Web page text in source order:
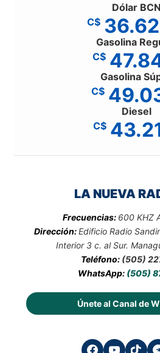
Dólar BCN
C$
Gasolina
C$
Gasolina
C$
Diesel
C$
LA NUEVA
Frecuencias: 600 KHZ
Dirección:Edificio Radio
Interior 3 c. al Sur.
Teléfono: (505)
WhatsApp: (505)
Únete al Canal de